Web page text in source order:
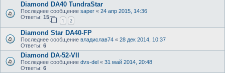
Diamond DA40 TundraStar
Последнее сообщение saper « 24 апр 2015, 14:36
Ответы: 15
1 2
Diamond Star DA40-FP
Последнее сообщение владислав74 « 28 дек 2014, 10:37
Ответы: 6
Diamond DA-52-VII
Последнее сообщение dvs-del « 31 май 2014, 20:48
Ответы: 6